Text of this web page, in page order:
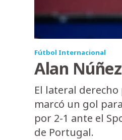
Fútbol Internacional
Alan
El lateral
marcó un gol
por 2-1 ante el
de Portugal.